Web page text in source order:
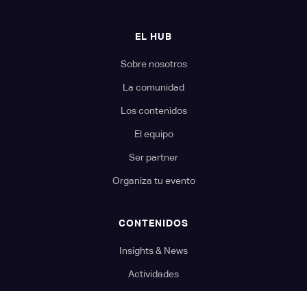
EL HUB
Sobre nosotros
La comunidad
Los contenidos
El equipo
Ser partner
Organiza tu evento
CONTENIDOS
Insights & News
Actividades